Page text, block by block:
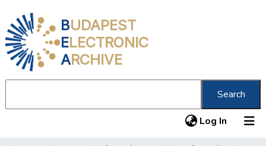
BUDAPEST
ELECTRONIC
ARCHIVE
Search
Log In (current)